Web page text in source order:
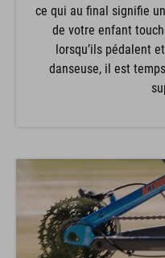
ce qui au final signifie
de votre enfant
lorsqu’ils pédalent
danseuse, il est